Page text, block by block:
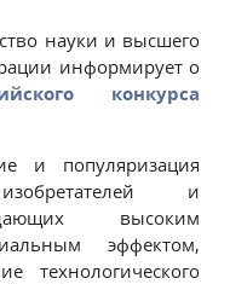
науки и высшего
информирует о
конкурса
и популяризация
и
высоким
эффектом,
технологического